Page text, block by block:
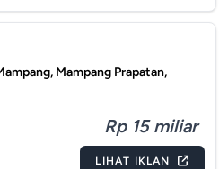
Mampang Prapatan,
Rp 15 miliar
LIHAT IKLAN